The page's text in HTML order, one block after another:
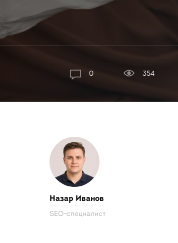
0 354
Назар Иванов
SEO-специалист